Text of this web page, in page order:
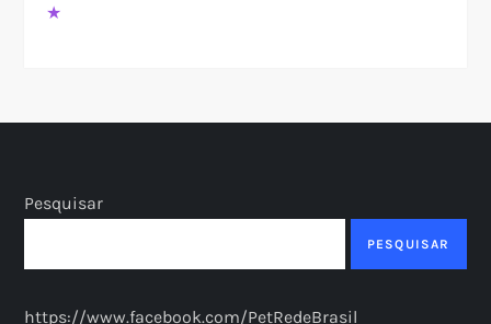
★
Pesquisar
PESQUISAR
https://www.facebook.com/PetRedeBrasil